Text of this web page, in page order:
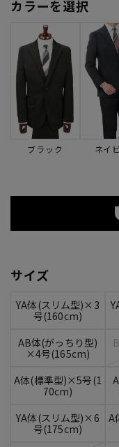
カラーを選択
ブラック ネイ
サイズ
YA体(スリム型)×3
号(160cm)
AB体(がっちり型)
×4号(165cm)
A体(標準型)×5号(1
70cm)
YA体(スリム型)×6
号(175cm)
A